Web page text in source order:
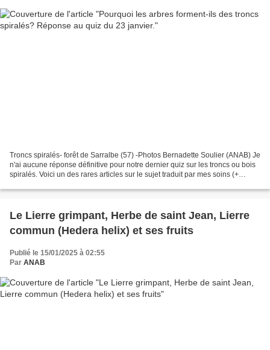
Troncs spiralés- forêt de Sarralbe (57) -Photos Bernadette Soulier (ANAB) Je
n'ai aucune réponse définitive pour notre dernier quiz sur les troncs ou bois
spiralés. Voici un des rares articles sur le sujet traduit par mes soins (+
Le Lierre grimpant, Herbe de saint Jean, Lierre
commun (Hedera helix) et ses fruits
Publié le 15/01/2025 à 02:55
Par ANAB